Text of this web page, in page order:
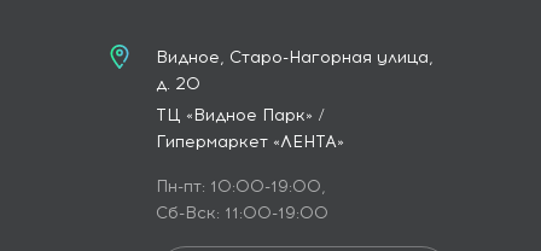
Видное, Старо-Нагорная улица,
д. 20
ТЦ «Видное Парк» /
Гипермаркет «ЛЕНТА»
Пн-пт: 10:00-19:00,
Сб-Вск: 11:00-19:00